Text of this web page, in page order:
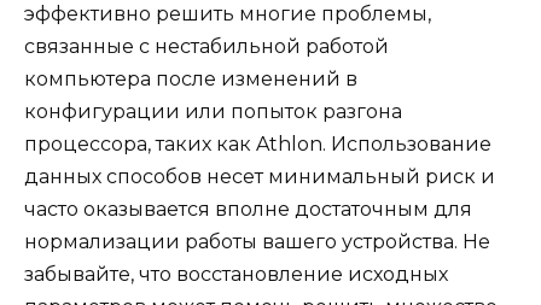
эффективно решить многие проблемы,
связанные с нестабильной работой
компьютера после изменений в
конфигурации или попыток разгона
процессора, таких как Athlon. Использование
данных способов несет минимальный риск и
часто оказывается вполне достаточным для
нормализации работы вашего устройства. Не
забывайте, что восстановление исходных